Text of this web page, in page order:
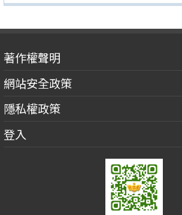
著作權聲明
網站安全政策
隱私權政策
登入